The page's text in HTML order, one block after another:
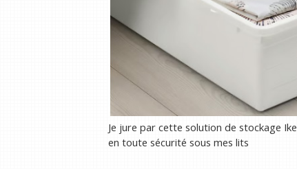
Je jure par cette solution de stockage
en toute sécurité sous mes lits